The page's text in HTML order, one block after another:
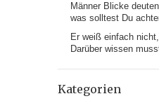
Männer Blicke
was solltest Du
Er weiß einfach
Darüber wissen
Kategorien